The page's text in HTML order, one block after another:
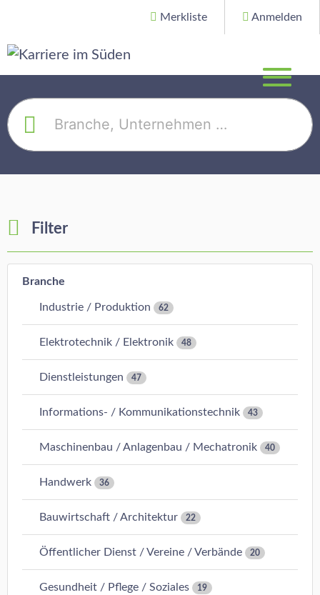
Merkliste Anmelden
Filter
Branche
Industrie / Produktion 62
Elektrotechnik / Elektronik 48
Dienstleistungen 47
Informations- / Kommunikationstechnik 43
Maschinenbau / Anlagenbau / Mechatronik 40
Handwerk 36
Bauwirtschaft / Architektur 22
Öffentlicher Dienst / Vereine / Verbände 20
Gesundheit / Pflege / Soziales 19